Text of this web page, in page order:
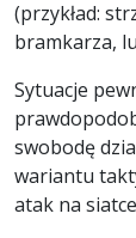
(przykład:
bramkarza,
Sytuacje
swobodę
wariantu
atak na